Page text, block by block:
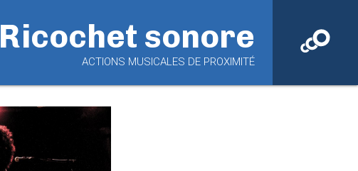
Ricochet sonore
ACTIONS MUSICALES DE PROXIMITÉ